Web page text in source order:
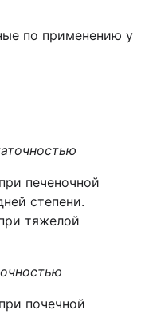
по применению у
печеночной
степени.
тяжелой
почечной